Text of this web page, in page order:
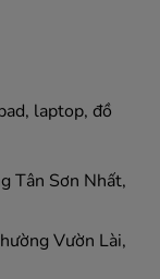
laptop, đồ
Tân Sơn Nhất,
Vườn Lài,